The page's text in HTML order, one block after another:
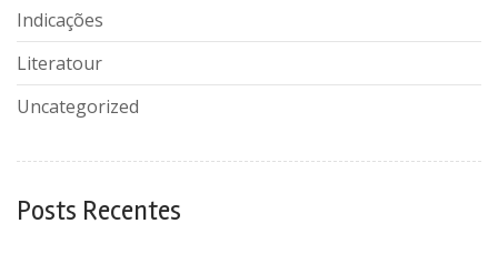
Indicações
Literatour
Uncategorized
Posts Recentes